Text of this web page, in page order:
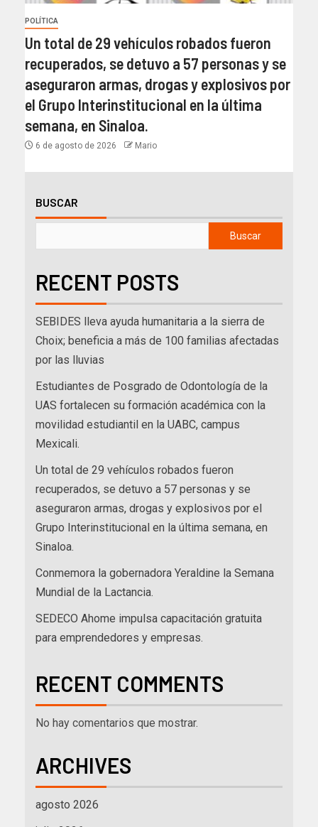
POLÍTICA
Un total de 29 vehículos robados fueron
recuperados, se detuvo a 57 personas y se
aseguraron armas, drogas y explosivos por
el Grupo Interinstitucional en la última
semana, en Sinaloa.
6 de agosto de 2026 Mario
BUSCAR
Buscar
RECENT POSTS
SEBIDES lleva ayuda humanitaria a la sierra de
Choix; beneficia a más de 100 familias afectadas
por las lluvias
Estudiantes de Posgrado de Odontología de la
UAS fortalecen su formación académica con la
movilidad estudiantil en la UABC, campus
Mexicali.
Un total de 29 vehículos robados fueron
recuperados, se detuvo a 57 personas y se
aseguraron armas, drogas y explosivos por el
Grupo Interinstitucional en la última semana, en
Sinaloa.
Conmemora la gobernadora Yeraldine la Semana
Mundial de la Lactancia.
SEDECO Ahome impulsa capacitación gratuita
para emprendedores y empresas.
RECENT COMMENTS
No hay comentarios que mostrar.
ARCHIVES
agosto 2026